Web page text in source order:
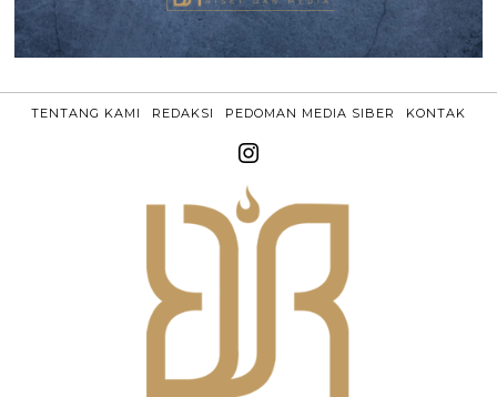
TENTANG KAMI REDAKSI PEDOMAN MEDIA SIBER KONTAK